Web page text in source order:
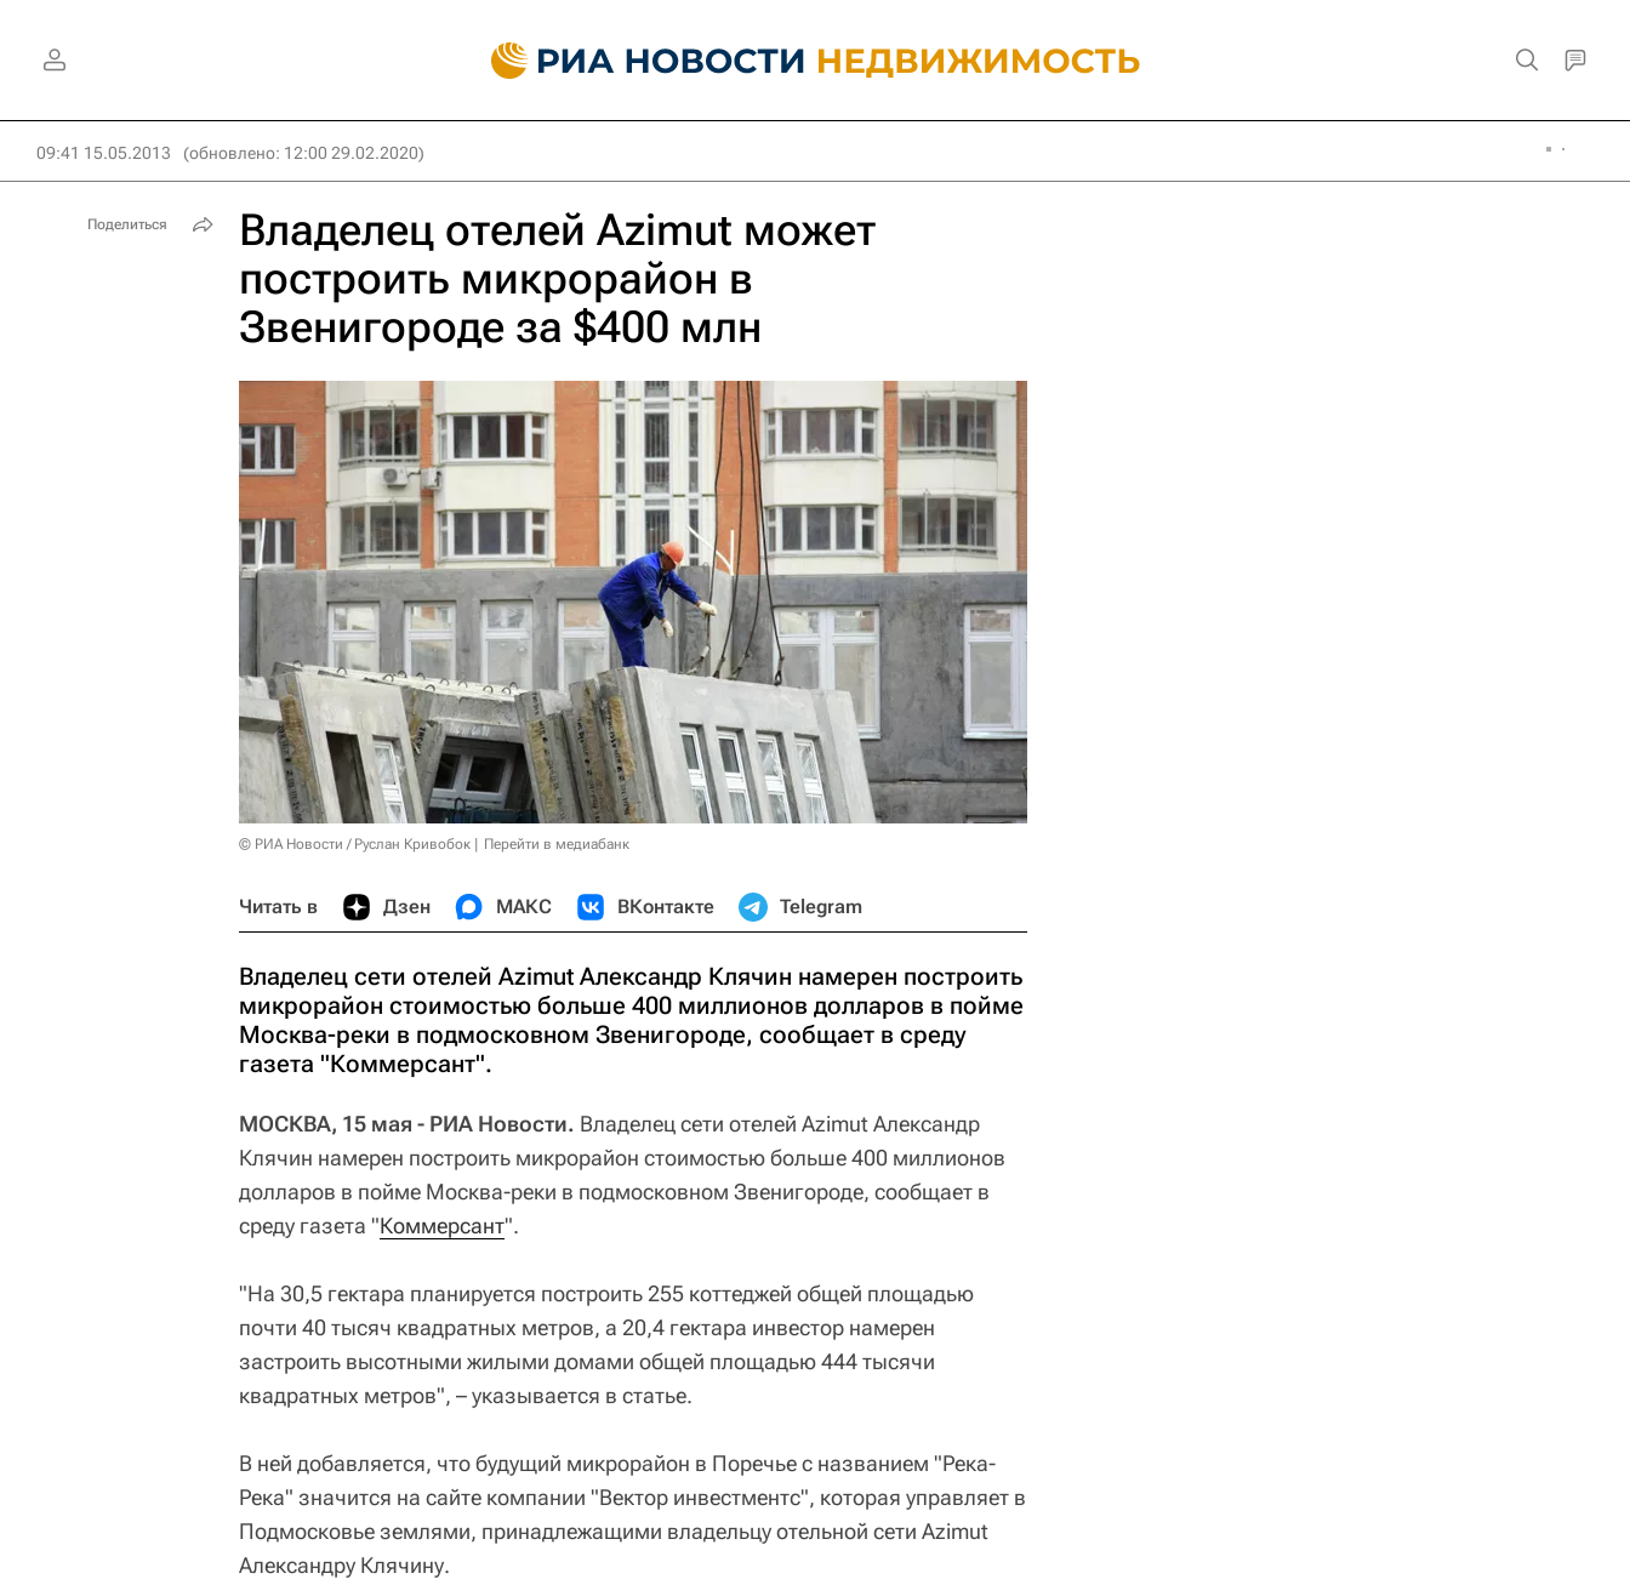
09:41 15.05.2013 (обновлено: 12:00 29.02.2020)
Владелец отелей Azimut может
построить микрорайон в
Звенигороде за $400 млн
© РИА Новости / Руслан Кривобок Перейти в медиабанк
Читать в Дзен МАКС ВКонтакте Telegram
Владелец сети отелей Azimut Александр Клячин намерен построить
микрорайон стоимостью больше 400 миллионов долларов в пойме
Москва-реки в подмосковном Звенигороде, сообщает в среду
газета "Коммерсант".
МОСКВА, 15 мая - РИА Новости. Владелец сети отелей Azimut Александр
Клячин намерен построить микрорайон стоимостью больше 400 миллионов
долларов в пойме Москва-реки в подмосковном Звенигороде, сообщает в
среду газета "Коммерсант".
"На 30,5 гектара планируется построить 255 коттеджей общей площадью
почти 40 тысяч квадратных метров, а 20,4 гектара инвестор намерен
застроить высотными жилыми домами общей площадью 444 тысячи
квадратных метров", – указывается в статье.
В ней добавляется, что будущий микрорайон в Поречье с названием "Река-
Река" значится на сайте компании "Вектор инвестментс", которая управляет в
Подмосковье землями, принадлежащими владельцу отельной сети Azimut
Александру Клячину.
Поделиться